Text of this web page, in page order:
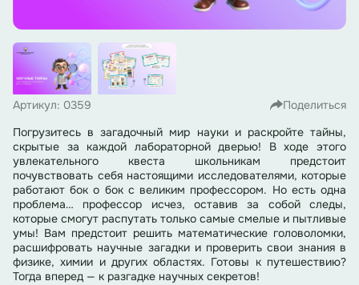
Артикул: 0359
Поделиться
Погрузитесь в загадочный мир науки и раскройте тайны,
скрытые за каждой лабораторной дверью! В ходе этого
увлекательного квеста школьникам предстоит
почувствовать себя настоящими исследователями, которые
работают бок о бок с великим профессором. Но есть одна
проблема… профессор исчез, оставив за собой следы,
которые смогут распутать только самые смелые и пытливые
умы! Вам предстоит решить математические головоломки,
расшифровать научные загадки и проверить свои знания в
физике, химии и других областях. Готовы к путешествию?
Тогда вперед — к разгадке научных секретов!